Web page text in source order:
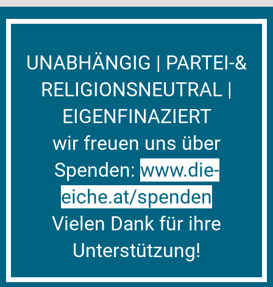
UNABHÄNGIG | PARTEI-&
RELIGIONSNEUTRAL |
EIGENFINAZIERT
wir freuen uns über
Spenden: www.die-
eiche.at/spenden
Vielen Dank für ihre
Unterstützung!